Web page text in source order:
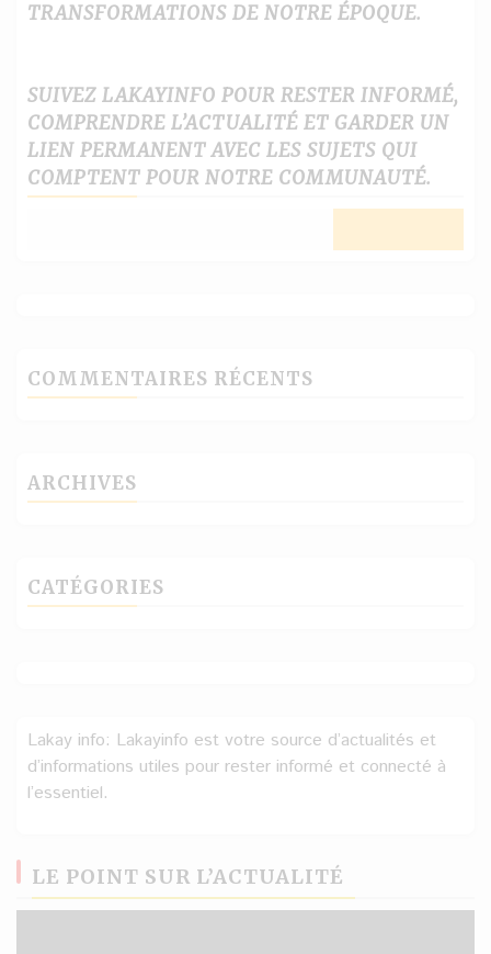
TRANSFORMATIONS DE NOTRE ÉPOQUE.
SUIVEZ LAKAYINFO POUR RESTER INFORMÉ,
COMPRENDRE L’ACTUALITÉ ET GARDER UN
LIEN PERMANENT AVEC LES SUJETS QUI
COMPTENT POUR NOTRE COMMUNAUTÉ.
COMMENTAIRES RÉCENTS
ARCHIVES
CATÉGORIES
Lakay info: Lakayinfo est votre source d’actualités et
d’informations utiles pour rester informé et connecté à
l’essentiel.
LE POINT SUR L’ACTUALITÉ